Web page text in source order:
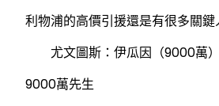
利物浦的高價引援還是有很多關鍵
尤文圖斯：伊瓜因（9000萬）
9000萬先生